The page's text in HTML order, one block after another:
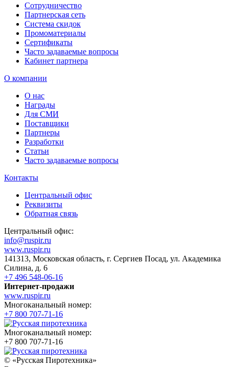
Сотрудничество
Партнерская сеть
Система скидок
Промоматериалы
Сертификаты
Часто задаваемые вопросы
Кабинет партнера
О компании
О нас
Награды
Для СМИ
Поставщики
Партнеры
Разработки
Статьи
Часто задаваемые вопросы
Контакты
Центральный офис
Реквизиты
Обратная связь
Центральный офис:
info@ruspir.ru
www.ruspir.ru
141313, Московская область, г. Сергиев Посад, ул. Академика
Силина, д. 6
+7 496 548-06-16
Интернет-продажи
www.ruspir.ru
Многоканальный номер:
+7 800 707-71-16
Многоканальный номер:
+7 800 707-71-16
© «Русская Пиротехника»